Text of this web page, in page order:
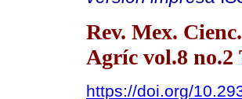
Rev. Mex. Cienc.
Agríc vol.8 no.2
https://doi.org/